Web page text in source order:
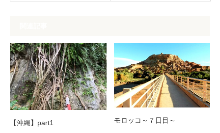
【沖縄】part1 モロッコ～７日目～